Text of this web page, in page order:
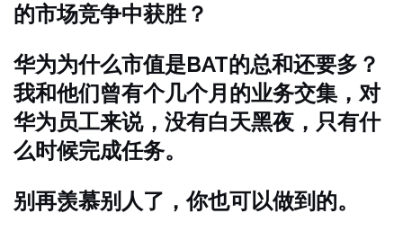
的市场竞争中获胜？
华为为什么市值是BAT的总和还要多？
我和他们曾有个几个月的业务交集，对
华为员工来说，没有白天黑夜，只有什
么时候完成任务。
别再羡慕别人了，你也可以做到的。